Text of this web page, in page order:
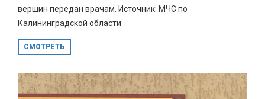
вершин передан врачам. Источник: МЧС по
Калининградской области
СМОТРЕТЬ